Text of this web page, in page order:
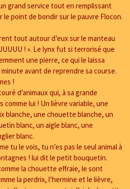
grand service tout en remplissant
le point de bondir sur le pauvre Flocon.
tout autour d’eux sur le manteau
! ». Le lynx fut si terrorisé que
une pierre, ce qui le laissa
avant de reprendre sa course.
!
d’animaux qui, à sa grande
lui ! Un lièvre variable, une
blanche, une chouette blanche, un
blanc, un aigle blanc, une
blanc.
tu le vois, tu n’es pas le seul animal à
! lui dit le petit bouquetin.
la chouette effraie, le sont
la perdrix, l’hermine et le lièvre,